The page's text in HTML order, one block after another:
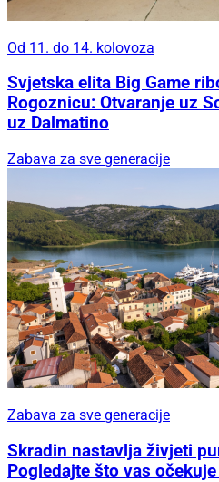
Od 11. do 14. kolovoza
Svjetska elita Big Game
Rogoznicu: Otvaranje uz
uz Dalmatino
Zabava za sve generacije
Zabava za sve generacije
Skradin nastavlja živjeti
Pogledajte što vas